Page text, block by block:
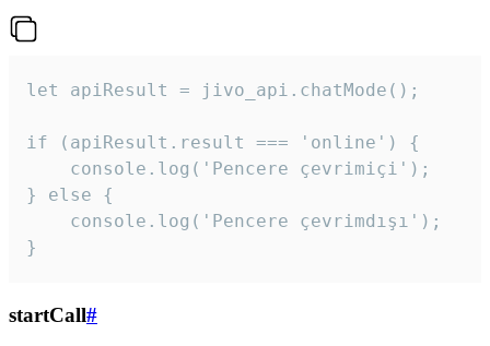
let apiResult = jivo_api.chatMode();
if (apiResult.result === 'online') {
    console.log('Pencere çevrimiçi');
} else {
    console.log('Pencere çevrimdışı');
}
startCall#